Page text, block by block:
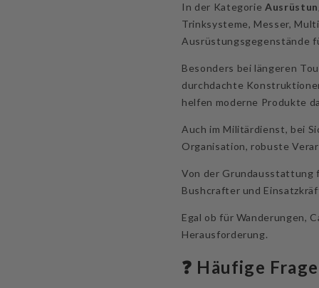
In der Kategorie
Trinksysteme, Messer,
Ausrüstungsgegenstände
Besonders bei längeren
durchdachte
helfen moderne Produkte
Auch im Militärdienst, bei
Organisation, robuste
Von der Grundausstattung
Bushcrafter und
Egal ob für Wanderungen,
Herausforderung.
❓ Häufige